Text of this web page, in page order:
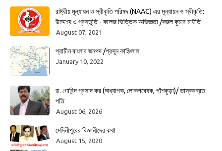
রাষ্ট্রীয় মূল্যায়ন ও স্বীকৃতি পরিষদ (NAAC) এর মূল্যায়ন ও স্বীকৃতি:
উদ্দেশ্য ও প্রস্তুতি - কলেজ ভিত্তিক অভিজ্ঞতা /সজল কুমার মাইতি
August 07, 2021
প্রাচীন বাংলার জনপদ /প্রসূন কাঞ্জিলাল
January 10, 2022
ড. গোবিন্দ প্রসাদ কর (অধ্যাপক, লোকগবেষক, পাঁশকুড়া)/ ভাস্করব্রত
পতি
August 06, 2026
মেদিনীপুরের বিজ্ঞানীদের কথা
August 15, 2020